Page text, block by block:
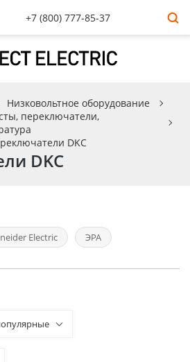
+7 (800) 777-85-37
Низковольтное оборудование
переключатели,
DKC
DKC
Electric ЭРА